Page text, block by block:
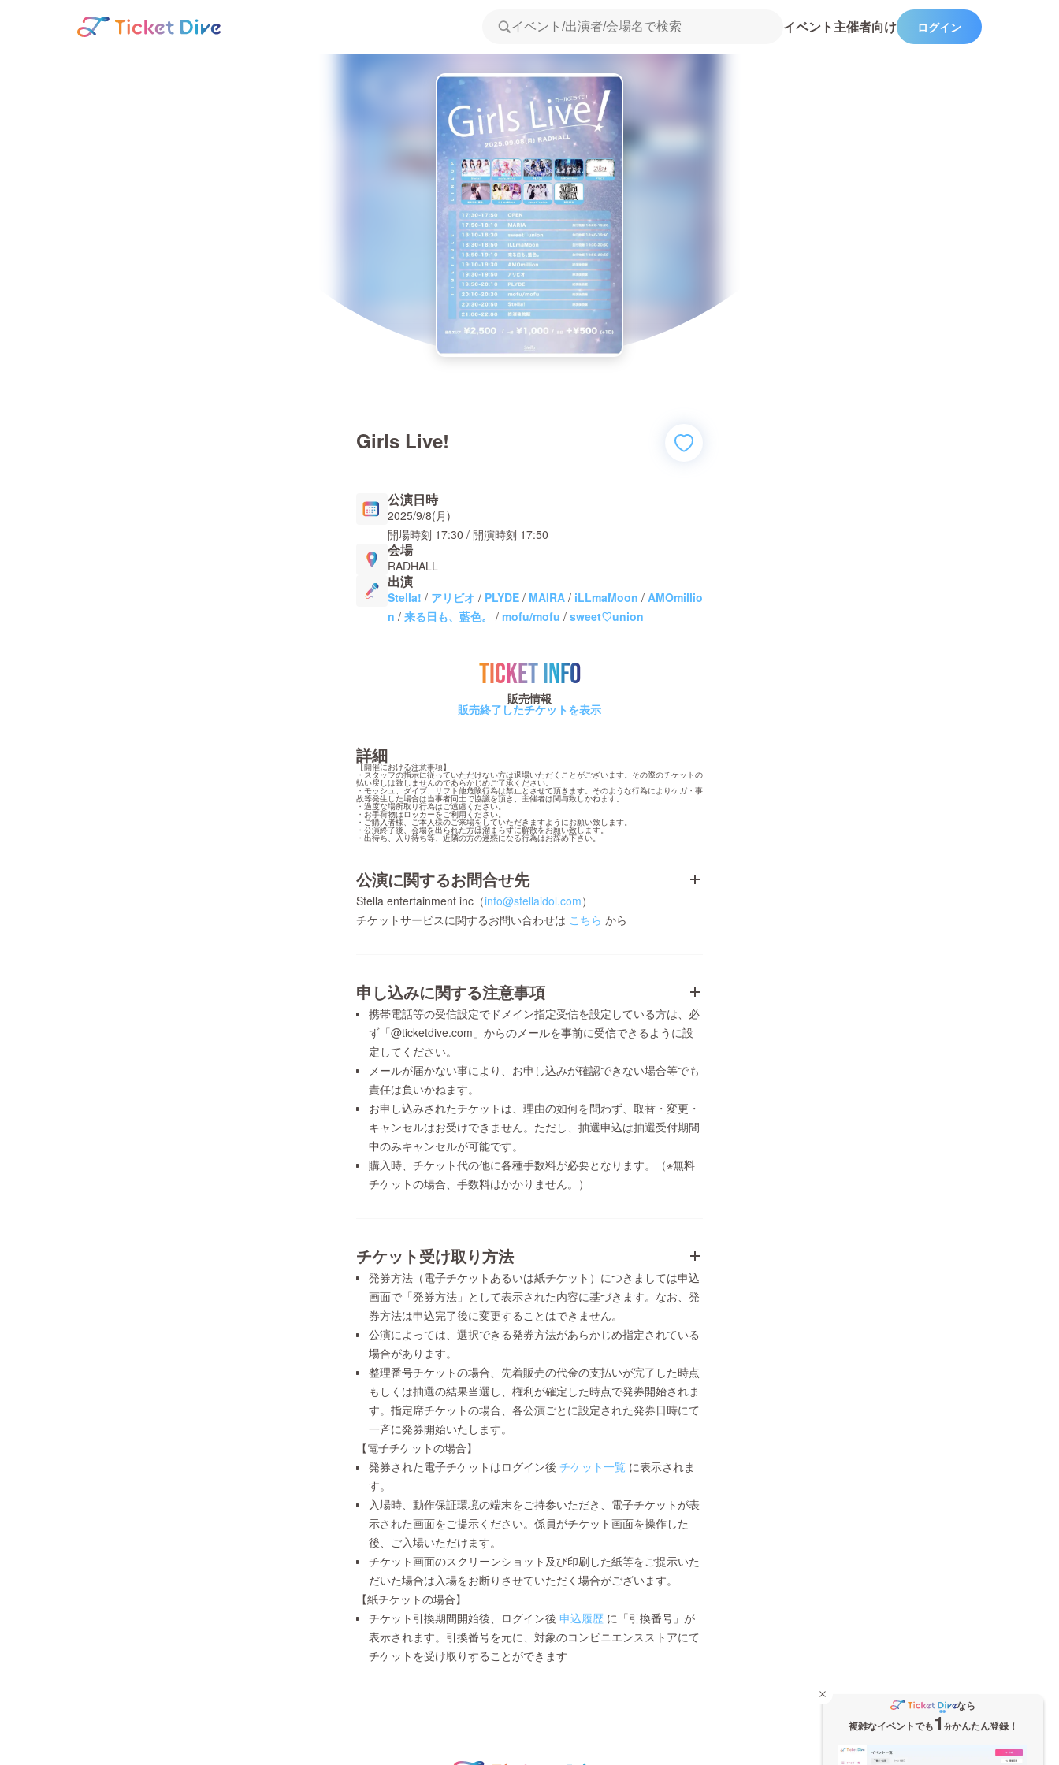
イベント主催者向け ログイン
Girls Live!
公演日時
2025/9/8(月)
開場時刻 17:30 / 開演時刻 17:50
会場
RADHALL
出演
Stella! / アリビオ / PLYDE / MAIRA / iLLmaMoon / AMOmillio
n / 来る日も、藍色。 / mofu/mofu / sweet♡union
TICKET INFO
販売情報
販売終了したチケットを表示
詳細
【開催における注意事項】
・スタッフの指示に従っていただけない方は退場いただくことがございます。その際のチケットの
払い戻しは致しませんのであらかじめご了承ください。
・モッシュ、ダイブ、リフト他危険行為は禁止とさせて頂きます。そのような行為によりケガ・事
故等発生した場合は当事者同士で協議を頂き、主催者は関与致しかねます。
・過度な場所取り行為はご遠慮ください。
・お手荷物はロッカーをご利用ください。
・ご購入者様、ご本人様のご来場をしていただきますようにお願い致します。
・公演終了後、会場を出られた方は溜まらずに解散をお願い致します。
・出待ち、入り待ち等、近隣の方の迷惑になる行為はお辞め下さい。
公演に関するお問合せ先
Stella entertainment inc（info@stellaidol.com）
チケットサービスに関するお問い合わせは こちら から
申し込みに関する注意事項
携帯電話等の受信設定でドメイン指定受信を設定している方は、必
ず「@ticketdive.com」からのメールを事前に受信できるように設
定してください。
メールが届かない事により、お申し込みが確認できない場合等でも
責任は負いかねます。
お申し込みされたチケットは、理由の如何を問わず、取替・変更・
キャンセルはお受けできません。ただし、抽選申込は抽選受付期間
中のみキャンセルが可能です。
購入時、チケット代の他に各種手数料が必要となります。（※無料
チケットの場合、手数料はかかりません。）
チケット受け取り方法
発券方法（電子チケットあるいは紙チケット）につきましては申込
画面で「発券方法」として表示された内容に基づきます。なお、発
券方法は申込完了後に変更することはできません。
公演によっては、選択できる発券方法があらかじめ指定されている
場合があります。
整理番号チケットの場合、先着販売の代金の支払いが完了した時点
もしくは抽選の結果当選し、権利が確定した時点で発券開始されま
す。指定席チケットの場合、各公演ごとに設定された発券日時にて
一斉に発券開始いたします。
【電子チケットの場合】
発券された電子チケットはログイン後 チケット一覧 に表示されま
す。
入場時、動作保証環境の端末をご持参いただき、電子チケットが表
示された画面をご提示ください。係員がチケット画面を操作した
後、ご入場いただけます。
チケット画面のスクリーンショット及び印刷した紙等をご提示いた
だいた場合は入場をお断りさせていただく場合がございます。
【紙チケットの場合】
チケット引換期間開始後、ログイン後 申込履歴 に「引換番号」が
表示されます。引換番号を元に、対象のコンビニエンスストアにて
チケットを受け取りすることができます
なら
複雑なイベントでも1 分かんたん登録！